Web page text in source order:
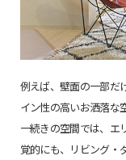
例えば、壁面の一部だ
イン性の高いお洒落な
一続きの空間では、エ
覚的にも、リビング・